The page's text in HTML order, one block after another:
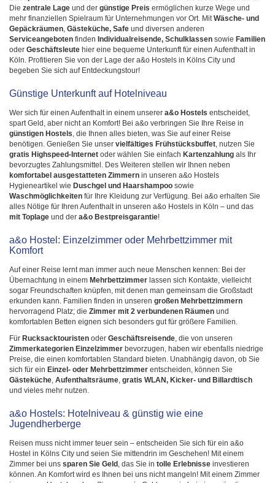
Die zentrale Lage und der günstige Preis ermöglichen kurze Wege und
mehr finanziellen Spielraum für Unternehmungen vor Ort. MitWäsche- und
Gepäckräumen, Gästeküche, Safe und diversen anderen
Serviceangeboten finden Individualreisende, Schulklassen sowie Familien
oder Geschäftsleute hier eine bequeme Unterkunft für einen Aufenthalt in
Köln. Profitieren Sie von der Lage der a&o Hostels in Kölns City und
begeben Sie sich auf Entdeckungstour!
Günstige Unterkunft auf Hotelniveau
Wer sich für einen Aufenthalt in einem unserer a&o Hostels entscheidet,
spart Geld, aber nicht an Komfort! Bei a&o verbringen Sie Ihre Reise in
günstigen Hostels, die Ihnen alles bieten, was Sie auf einer Reise
benötigen. Genießen Sie unser vielfältiges Frühstücksbuffet, nutzen Sie
gratis Highspeed-Internet oder wählen Sie einfach Kartenzahlung als Ihr
bevorzugtes Zahlungsmittel. Des Weiteren stellen wir Ihnen neben
komfortabel ausgestatteten Zimmern in unseren a&o Hostels
Hygieneartikel wie Duschgel und Haarshampoo sowie
Waschmöglichkeiten für Ihre Kleidung zur Verfügung. Bei a&o erhalten Sie
alles Nötige für Ihren Aufenthalt in unseren a&o Hostels in Köln – und das
mit Toplage und der a&o Bestpreisgarantie!
a&o Hostel: Einzelzimmer oder Mehrbettzimmer mit
Komfort
Auf einer Reise lernt man immer auch neue Menschen kennen: Bei der
Übernachtung in einem Mehrbettzimmer lassen sich Kontakte, vielleicht
sogar Freundschaften knüpfen, mit denen man gemeinsam die Großstadt
erkunden kann. Familien finden in unseren großen Mehrbettzimmern
hervorragend Platz; die Zimmer mit 2 verbundenen Räumen und
komfortablen Betten eignen sich besonders gut für größere Familien.
Für Rucksacktouristen oder Geschäftsreisende, die von unseren
Zimmerkategorien Einzelzimmer bevorzugen, haben wir ebenfalls niedrige
Preise, die einen komfortablen Standard bieten. Unabhängig davon, ob Sie
sich für ein Einzel- oder Mehrbettzimmer entscheiden, können Sie
Gästeküche, Aufenthaltsräume, gratis WLAN, Kicker- und Billardtisch
und vieles mehr nutzen.
a&o Hostels: Hotelniveau & günstig wie eine
Jugendherberge
Reisen muss nicht immer teuer sein – entscheiden Sie sich für ein a&o
Hostel in Kölns City und seien Sie mittendrin im Geschehen! Mit einem
Zimmer bei uns sparen Sie Geld, das Sie in tolle Erlebnisse investieren
können. An Komfort wird es Ihnen bei uns nicht mangeln! Mit einem Zimmer